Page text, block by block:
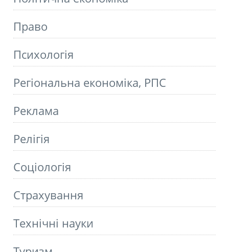
Право
Психологія
Регіональна економіка, РПС
Реклама
Релігія
Соціологія
Страхування
Технічні науки